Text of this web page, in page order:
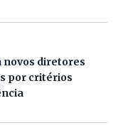
novos diretores
por critérios